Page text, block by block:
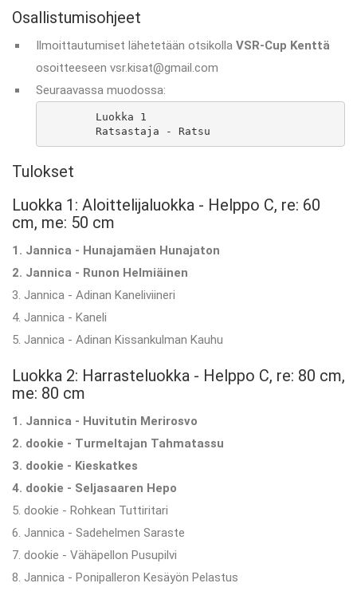
Osallistumisohjeet
Ilmoittautumiset lähetetään otsikolla VSR-Cup Kenttä
osoitteeseen vsr.kisat@gmail.com
Seuraavassa muodossa:
	Ratsastaja - Ratsu
Tulokset
Luokka 1: Aloittelijaluokka - Helppo C, re: 60
cm, me: 50 cm
1. Jannica - Hunajamäen Hunajaton
2. Jannica - Runon Helmiäinen
3. Jannica - Adinan Kaneliviineri
4. Jannica - Kaneli
5. Jannica - Adinan Kissankulman Kauhu
Luokka 2: Harrasteluokka - Helppo C, re: 80 cm,
me: 80 cm
1. Jannica - Huvitutin Merirosvo
2. dookie - Turmeltajan Tahmatassu
3. dookie - Kieskatkes
4. dookie - Seljasaaren Hepo
5. dookie - Rohkean Tuttiritari
6. Jannica - Sadehelmen Saraste
7. dookie - Vähäpellon Pusupilvi
8. Jannica - Ponipalleron Kesäyön Pelastus